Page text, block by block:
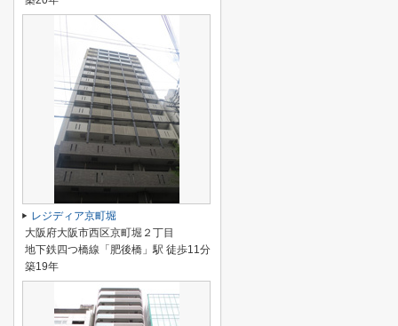
レジディア京町堀
大阪府大阪市西区京町堀２丁目
地下鉄四つ橋線「肥後橋」駅 徒歩11分
築19年